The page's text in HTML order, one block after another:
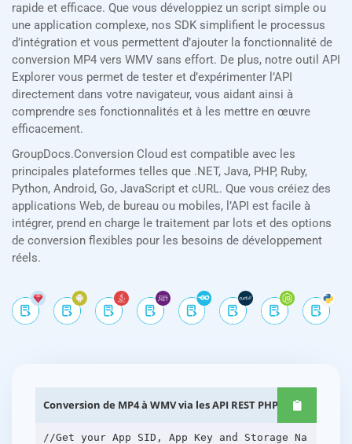
rapide et efficace. Que vous développiez un script simple ou
une application complexe, nos SDK simplifient le processus
d’intégration et vous permettent d’ajouter la fonctionnalité de
conversion MP4 vers WMV sans effort. De plus, notre outil API
Explorer vous permet de tester et d’expérimenter l’API
directement dans votre navigateur, vous aidant ainsi à
comprendre ses fonctionnalités et à les mettre en œuvre
efficacement.
GroupDocs.Conversion Cloud est compatible avec les
principales plateformes telles que .NET, Java, PHP, Ruby,
Python, Android, Go, JavaScript et cURL. Que vous créiez des
applications Web, de bureau ou mobiles, l’API est facile à
intégrer, prend en charge le traitement par lots et des options
de conversion flexibles pour les besoins de développement
réels.
Conversion de MP4 à WMV via les API REST PHP
//Get your App SID, App Key and Storage Na